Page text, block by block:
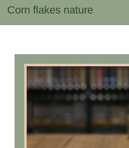
Corn flakes nature